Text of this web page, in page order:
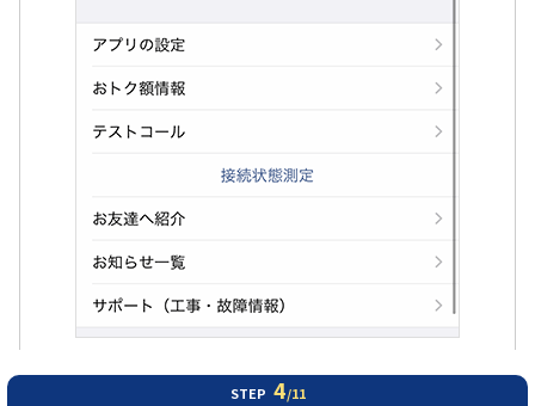
STEP 4/11